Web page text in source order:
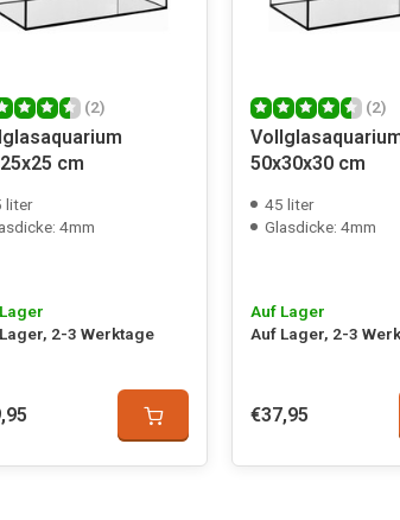
(2)
cm
liter
4mm
2-3 Werktage
(2)
50x30x30 cm
45 liter
Glasdicke: 4mm
Auf Lager
Auf Lager, 2-3
€37,95